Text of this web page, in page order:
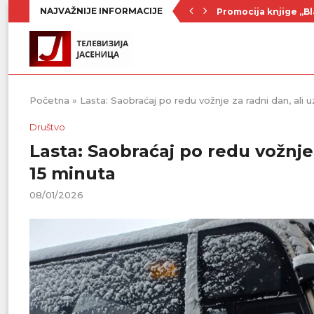
NAJVAŽNIJE INFORMACIJE Promocija knjige
Početna » Lasta: Saobraćaj po redu vožnje za radni dan, ali
Društvo
Lasta: Saobraćaj po redu
15 minuta
08/01/2026